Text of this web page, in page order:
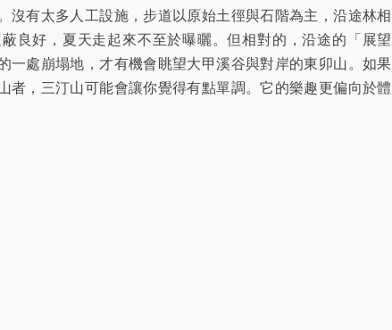
沒有太多人工設施，步道以原始土徑與石階為主，沿途林相
良好，夏天走起來不至於曝曬。但相對的，沿途的「展望
一處崩塌地，才有機會眺望大甲溪谷與對岸的東卯山。如果
者，三汀山可能會讓你覺得有點單調。它的樂趣更偏向於體